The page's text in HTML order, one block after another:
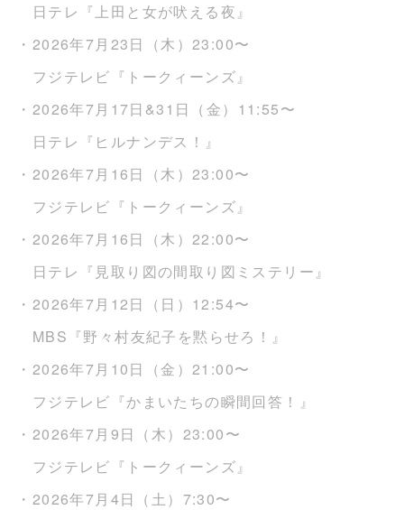
日テレ『上田と女が吠える夜』
・2026年7月23日（木）23:00〜
フジテレビ『トークィーンズ』
・2026年7月17日&31日（金）11:55〜
日テレ『ヒルナンデス！』
・2026年7月16日（木）23:00〜
フジテレビ『トークィーンズ』
・2026年7月16日（木）22:00〜
日テレ『見取り図の間取り図ミステリー』
・2026年7月12日（日）12:54〜
MBS『野々村友紀子を黙らせろ！』
・2026年7月10日（金）21:00〜
フジテレビ『かまいたちの瞬間回答！』
・2026年7月9日（木）23:00〜
フジテレビ『トークィーンズ』
・2026年7月4日（土）7:30〜